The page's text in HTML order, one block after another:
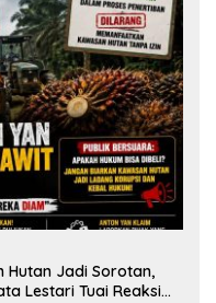
Hutan Jadi Sorotan,
Lestari Tuai Reaksi